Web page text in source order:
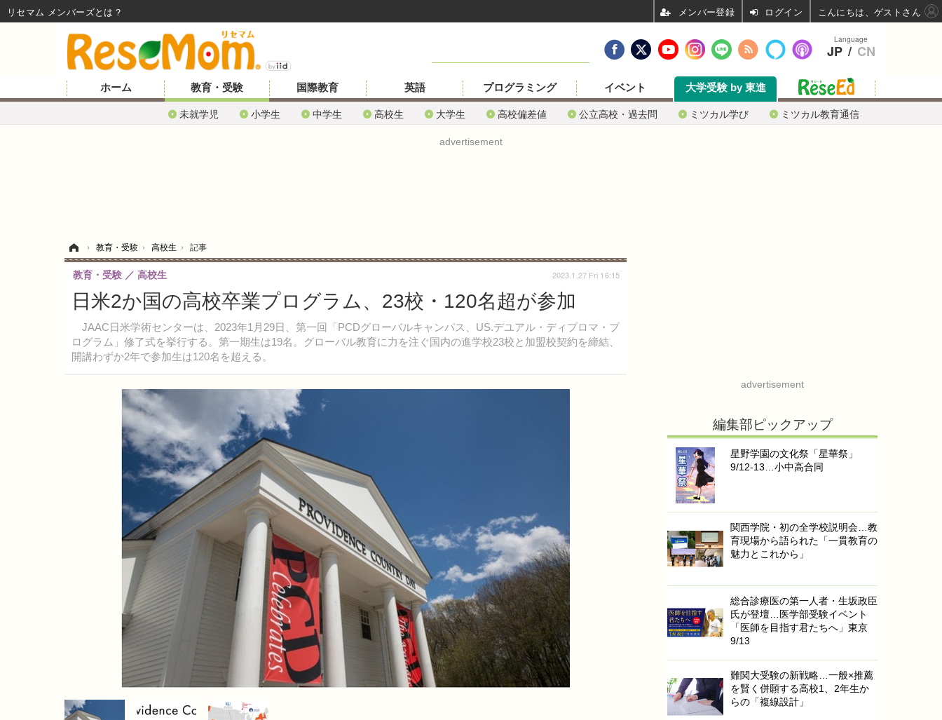
ホーム 教育・受験
未就学児 小学生 中学生 高校生 大学生 高校偏差値 公立高校・過去問 ミツカル学び ミツカル教育通信
国際教育 英語 プログラミング イベント 大学受験 by 東進
advertisement
› 教育・受験 › 高校生 › 記事
日米2か国の高校卒業プログラム、23校・120名超が参加
JAAC日米学術センターは、2023年1月29日、第一回「PCDグローバルキャンパス、US.デユアル・ディプロマ・プ
ログラム」修了式を挙行する。第一期生は19名。グローバル教育に力を注ぐ国内の進学校23校と加盟校契約を締結、
開講わずか2年で参加生は120名を超える。
教育・受験 高校生 2023.1.27 Fri 16:15
advertisement
編集部ピックアップ
星野学園の文化祭「星華祭」
9/12-13…小中高合同
関西学院・初の全学校説明会…教
育現場から語られた「一貫教育の
魅力とこれから」
総合診療医の第一人者・生坂政臣
氏が登壇…医学部受験イベント
「医師を目指す君たちへ」東京
9/13
難関大受験の新戦略…一般×推薦
を賢く併願する高校1、2年生か
らの「複線設計」
Language
JP / CN
リセマム メンバーズ ログイン こんにちは、ゲストさん